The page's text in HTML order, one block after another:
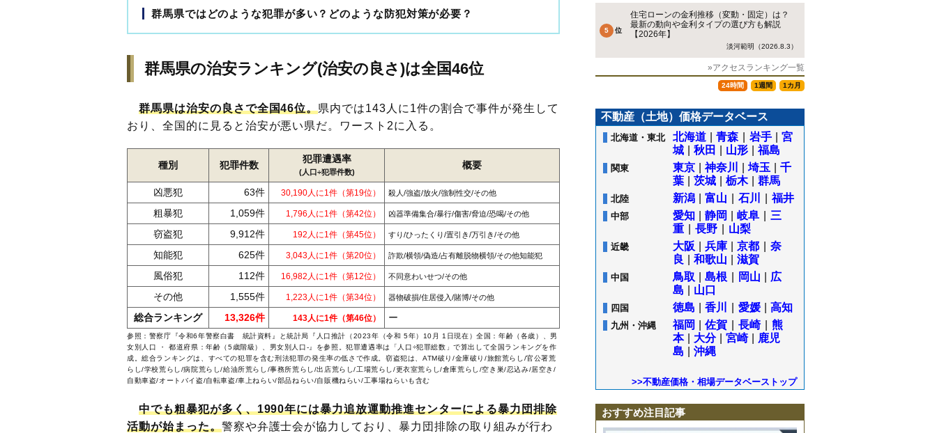
群馬県ではどのような犯罪が多い？どのような防犯対策が必要？
群馬県の治安ランキング(治安の良さ)は全国46位
群馬県は治安の良さで全国46位。県内では143人に1件の割合で事件が発生して
おり、全国的に見ると治安が悪い県だ。ワースト2に入る。
種別 犯罪件数
犯罪遭遇率
(人口÷犯罪件数)
概要
凶悪犯 63件 30,190人に1件（第19位） 殺人/強盗/放火/強制性交/その他
粗暴犯 1,059件 1,796人に1件（第42位） 凶器準備集合/暴行/傷害/脅迫/恐喝/その他
窃盗犯 9,912件 192人に1件（第45位） すり/ひったくり/置引き/万引き/その他
知能犯 625件 3,043人に1件（第20位） 詐欺/横領/偽造/占有離脱物横領/その他知能犯
風俗犯 112件 16,982人に1件（第12位） 不同意わいせつ/その他
その他 1,555件 1,223人に1件（第34位） 器物破損/住居侵入/賭博/その他
総合ランキング 13,326件 143人に1件（第46位） ー
参照：警察庁『令和6年警察白書 統計資料 』と統計局『 人口推計（2023年（令和 5年）10月 1日現在）全国：年齢（各歳）、男
女別人口 ・ 都道府県：年齢（5歳階級）、男女別人口‐』を参照。犯罪遭遇率は「人口÷犯罪総数」で算出して全国ランキングを作
成。総合ランキングは、すべての犯罪を含む刑法犯罪の発生率の低さで作成。窃盗犯は、ATM破り/金庫破り/旅館荒らし/官公署荒
らし/学校荒らし/病院荒らし/給油所荒らし/事務所荒らし/出店荒らし/工場荒らし/更衣室荒らし/倉庫荒らし/空き巣/忍込み/居空き/
自動車盗/オートバイ盗/自転車盗/車上ねらい/部品ねらい/自販機ねらい/工事場ねらいも含む
中でも粗暴犯が多く、1990年には暴力追放運動推進センターによる暴力団排除
活動が始まった。警察や弁護士会が協力しており、暴力団排除の取り組みが行わ
住宅ローンの金利推移（変動・固定）は？
最新の動向や金利タイプの選び方も解説
【2026年】
淡河範明（2026.8.3）
»アクセスランキング一覧
24時間 1週間 1カ月
不動産（土地）価格データベース
北海道・東北 北海道 青森 岩手
宮
城
秋田 山形 福島
関東 東京 神奈川 埼玉
千
葉
茨城 栃木 群馬
北陸 新潟 富山 石川 福井
中部 愛知 静岡 岐阜
三
重
長野 山梨
近畿 大阪 兵庫 京都
奈
良
和歌山 滋賀
中国 鳥取 島根 岡山
広
島
山口
四国 徳島 香川 愛媛 高知
九州・沖縄 福岡 佐賀 長崎
熊
本
大分 宮崎
鹿児
島
沖縄
>>不動産価格・相場データベーストップ
おすすめ注目記事